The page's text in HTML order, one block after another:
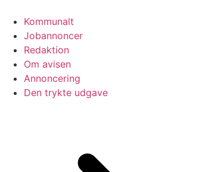
indhold
Kommunalt
Jobannoncer
Redaktion
Om avisen
Annoncering
Den trykte udgave